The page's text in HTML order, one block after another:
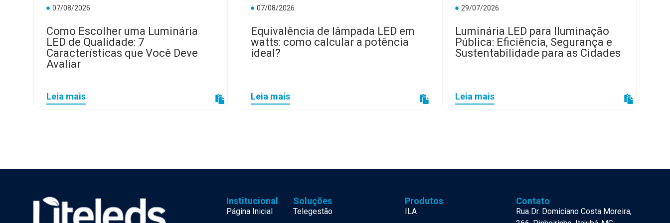
07/08/2026
Como Escolher uma Luminária
LED de Qualidade: 7
Características que Você Deve
Avaliar
Leia mais
07/08/2026
Equivalência de lâmpada LED em
watts: como calcular a potência
ideal?
Leia mais
29/07/2026
Luminária LED para Iluminação
Pública: Eficiência, Segurança e
Sustentabilidade para as Cidades
Leia mais
Institucional
Página Inicial
Soluções
Telegestão
Produtos
ILA
Contato
Rua Dr. Domiciano Costa Moreira,